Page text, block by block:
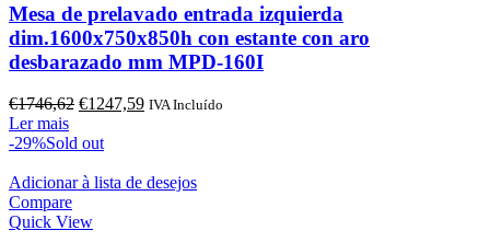
Mesa de prelavado entrada izquierda
dim.1600x750x850h con estante con aro
desbarazado mm MPD-160I
€1746,62 O
original
€1746,62.
€1247,59O
€1247,59.
IVA Incluído
Ler mais
-29%Sold out
Adicionar à lista de desejos
Compare
Quick View